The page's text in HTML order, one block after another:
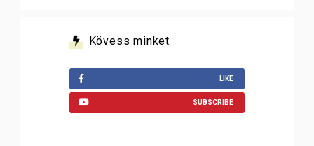
Kövess minket
LIKE
SUBSCRIBE